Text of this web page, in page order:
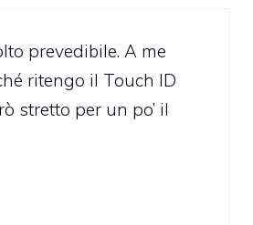
prevedibile. A me
ritengo il Touch ID
stretto per un po’ il